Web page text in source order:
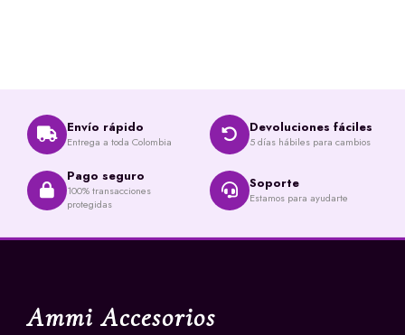
Envío rápido
Entrega a toda Colombia
Devoluciones fáciles
5 días hábiles para cambios
Pago seguro
100% transacciones
protegidas
Soporte
Estamos para ayudarte
Ammi Accesorios